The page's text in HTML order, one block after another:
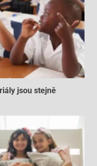
jsou stejně